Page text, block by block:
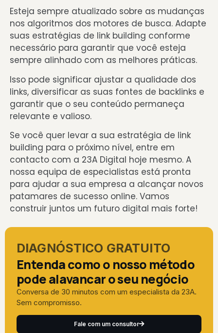
Esteja sempre atualizado sobre as mudanças
nos algoritmos dos motores de busca. Adapte
suas estratégias de link building conforme
necessário para garantir que você esteja
sempre alinhado com as melhores práticas.
Isso pode significar ajustar a qualidade dos
links, diversificar as suas fontes de backlinks e
garantir que o seu conteúdo permaneça
relevante e valioso.
Se você quer levar a sua estratégia de link
building para o próximo nível, entre em
contacto com a 23A Digital hoje mesmo. A
nossa equipa de especialistas está pronta
para ajudar a sua empresa a alcançar novos
patamares de sucesso online. Vamos
construir juntos um futuro digital mais forte!
DIAGNÓSTICO GRATUITO
Entenda como o nosso método
pode alavancar o seu negócio
Conversa de 30 minutos com um especialista da 23A.
Sem compromisso.
Fale com um consultor